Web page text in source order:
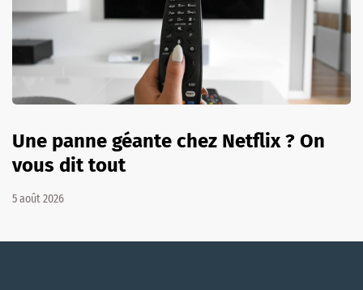
Une panne géante chez Netflix ? On
vous dit tout
5 août 2026